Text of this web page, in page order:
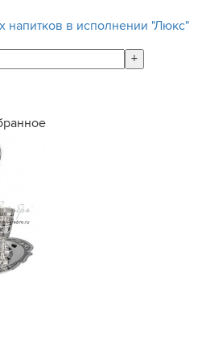
напитков в исполнении "Люкс"
+